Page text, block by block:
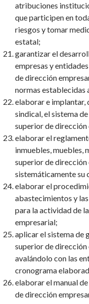
atribuciones
que participen en
riesgos y tomar
estatal;
garantizar el
empresas y
de dirección
normas establecidas
elaborar e implantar,
sindical, el sistema
superior de dirección
elaborar el
inmuebles, muebles,
superior de
sistemáticamente su
elaborar el
abastecimientos y
para la actividad de
empresarial;
aplicar el sistema de
superior de
avalándolo con las
cronograma
elaborar el manual
de dirección